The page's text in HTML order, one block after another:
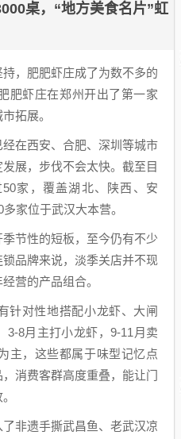
桌，“地方美食名片”虹
，肥肥虾庄成了为数不多的
肥虾庄在郑州开出了第一家
拓展。
在西安、合肥、深圳等城市
展，步伐不会太快。截至目
家，覆盖湖北、陕西、安
家位于武汉大本营。
节性的短板，至今仍有不少
品牌来说，淡季关店并不现
营的产品组合。
针对性地搭配小龙虾、大闸
3-8月主打小龙虾，9-11月卖
主，这些都属于味型记忆点
消费客群高度重叠，能让门
非遗手撕武昌鱼、老武汉凉